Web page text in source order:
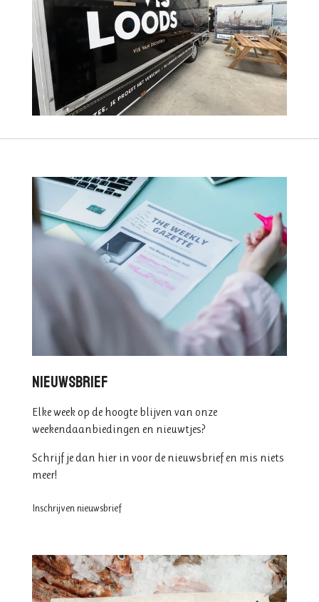
NIEUWSBRIEF
Elke week op de hoogte blijven van onze
weekendaanbiedingen en nieuwtjes?
Schrijf je dan hier in voor de nieuwsbrief en mis niets
meer!
Inschrijven nieuwsbrief